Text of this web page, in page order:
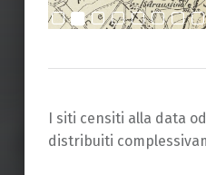
I siti censiti alla data
distribuiti